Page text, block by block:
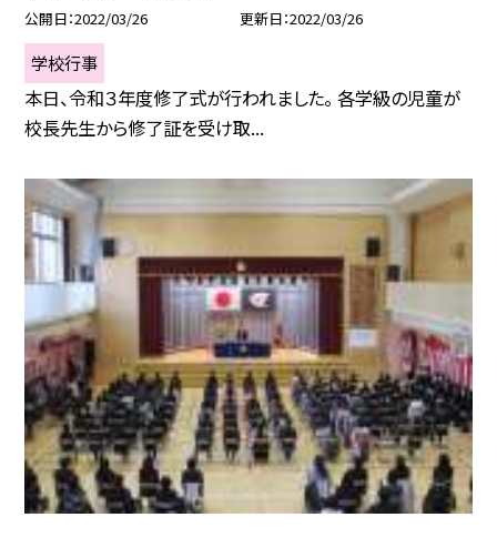
公開日 2022/03/26 更新日 2022/03/26
学校行事
本日、令和３年度修了式が行われました。 各学級の児童が
校長先生から修了証を受け取...